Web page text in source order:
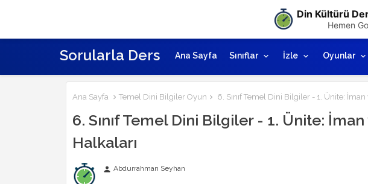
Sorularla Ders Ana Sayfa Sınıflar İzle Oyunlar
Ana Sayfa Temel Dini Bilgiler Oyun 6. Sınıf Temel Dini Bilgiler - 1. Ünite:
6. Sınıf Temel Dini Bilgiler - 1. Ünite:
Halkaları
person Abdurrahman Seyhan
Din Kültürü
Hemen